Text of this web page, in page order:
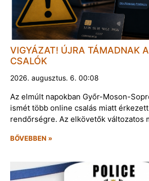
VIGYÁZAT! ÚJRA TÁMADNAK
CSALÓK
2026. augusztus. 6. 00:08
Az elmúlt napokban Győr-Moson-
ismét több online csalás miatt
rendőrségre. Az elkövetők változatos
BŐVEBBEN »